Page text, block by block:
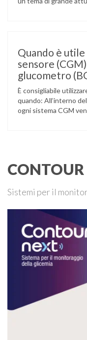
Quando è
sensore
glucometro
È consigliabile
quando: All’interno
ogni sistema CGM
CONTOUR
Sistemi per il